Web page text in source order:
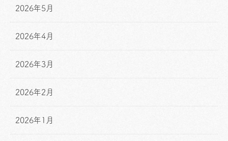
2026年5月
2026年4月
2026年3月
2026年2月
2026年1月